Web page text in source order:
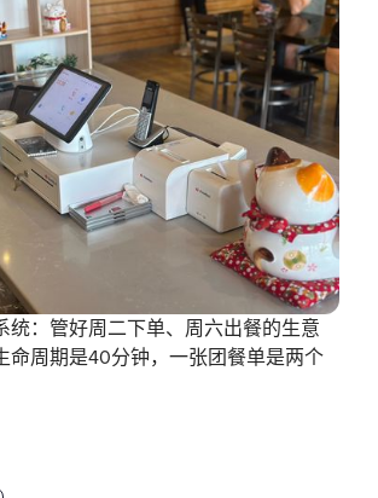
统：管好周二下单、周六出餐的生意
命周期是40分钟，一张团餐单是两个